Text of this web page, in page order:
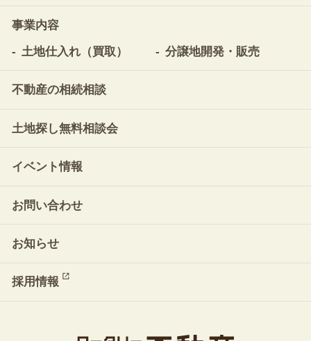
事業内容
土地仕入れ（買取）
分譲地開発・販売
不動産の相続相談
土地探し無料相談会
イベント情報
お問い合わせ
お知らせ
採用情報